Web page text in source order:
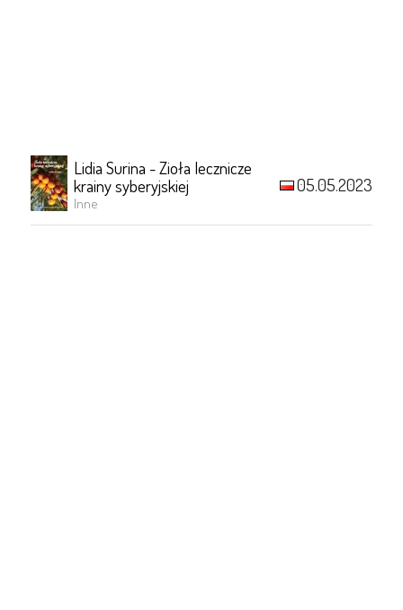
Lidia Surina - Zioła lecznicze
krainy syberyjskiej
Inne
05.05.2023